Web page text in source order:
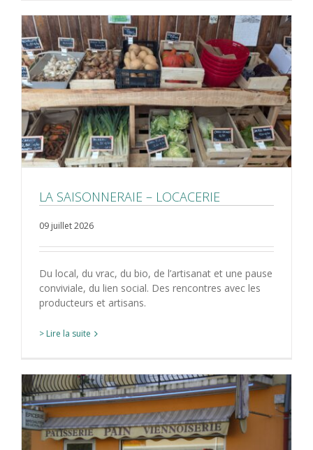
LA SAISONNERAIE – LOCACERIE
09 juillet 2026
Du local, du vrac, du bio, de l’artisanat et une pause
conviviale, du lien social. Des rencontres avec les
producteurs et artisans.
> Lire la suite